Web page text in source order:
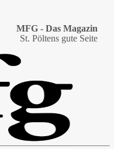
MFG - Das Magazin
St. Pöltens gute Seite